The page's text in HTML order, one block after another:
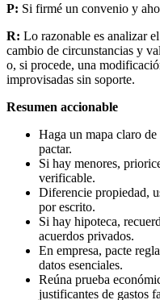
P: Si firmé un convenio y
R: Lo razonable es analizar
cambio de circunstancias y
o, si procede, una
improvisadas sin soporte.
Resumen accionable
Haga un mapa claro
pactar.
Si hay menores,
verificable.
Diferencie propiedad,
por escrito.
Si hay hipoteca,
acuerdos privados.
En empresa, pacte
datos esenciales.
Reúna prueba
justificantes de gastos